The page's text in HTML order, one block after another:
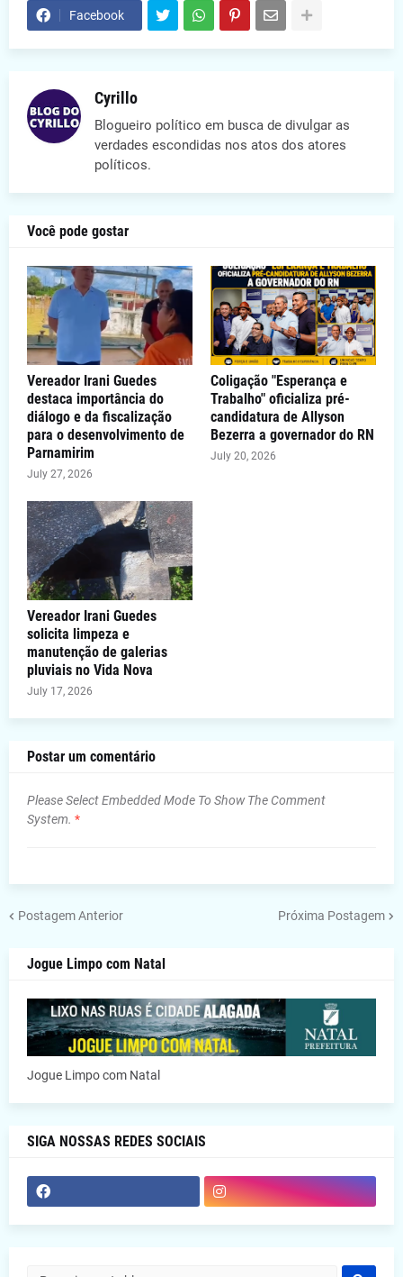
Facebook
Cyrillo
Blogueiro político em busca de divulgar as
verdades escondidas nos atos dos atores
políticos.
Você pode gostar
Vereador Irani Guedes
destaca importância do
diálogo e da fiscalização
para o desenvolvimento de
Parnamirim
July 27, 2026
Coligação "Esperança e
Trabalho" oficializa pré-
candidatura de Allyson
Bezerra a governador do RN
July 20, 2026
Vereador Irani Guedes
solicita limpeza e
manutenção de galerias
pluviais no Vida Nova
July 17, 2026
Postar um comentário
Please Select Embedded Mode To Show The Comment
System. *
Postagem Anterior Próxima Postagem
Jogue Limpo com Natal
Jogue Limpo com Natal
SIGA NOSSAS REDES SOCIAIS